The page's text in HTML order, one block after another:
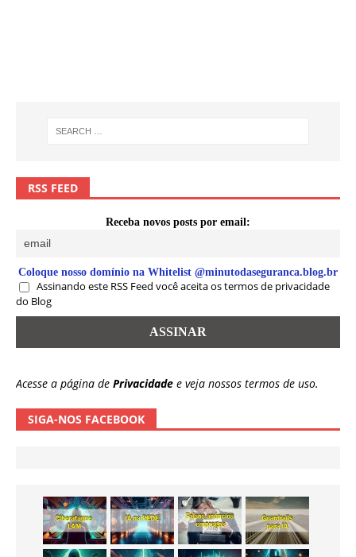
RSS FEED
Receba novos posts por email:
Coloque nosso domínio na Whitelist @minutodaseguranca.blog.br
Assinando este RSS Feed você aceita os termos de privacidade
do Blog
Acesse a página de Privacidade e veja nossos termos de uso.
SIGA-NOS FACEBOOK